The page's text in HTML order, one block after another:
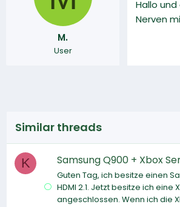
M.
User
Hallo
Nerven
Similar threads
K Samsung Q900 + Xbox
Guten Tag, ich besitze einen
HDMI 2.1. Jetzt besitze ich
angeschlossen. Wenn ich die